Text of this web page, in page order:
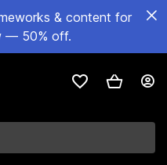
& content for
— 50% off.